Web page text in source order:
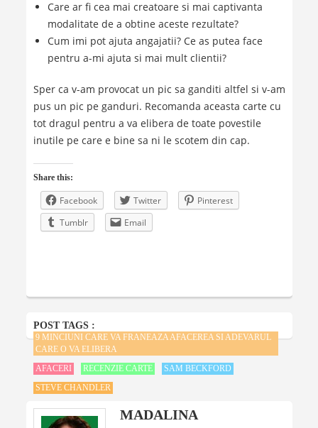
Care ar fi cea mai creatoare si mai captivanta
modalitate de a obtine aceste rezultate?
Cum imi pot ajuta angajatii? Ce as putea face
pentru a-mi ajuta si mai mult clientii?
Sper ca v-am provocat un pic sa ganditi altfel si v-am
pus un pic pe ganduri. Recomanda aceasta carte cu
tot dragul pentru a va elibera de toate povestile
inutile pe care e bine sa ni le scotem din cap.
Share this:
Facebook Twitter
Pinterest
Tumblr
Email
POST TAGS :
9 MINCIUNI CARE VA FRANEAZA AFACEREA SI ADEVARUL
CARE O VA ELIBERA
AFACERI
RECENZIE CARTE
SAM BECKFORD
STEVE CHANDLER
MADALINA